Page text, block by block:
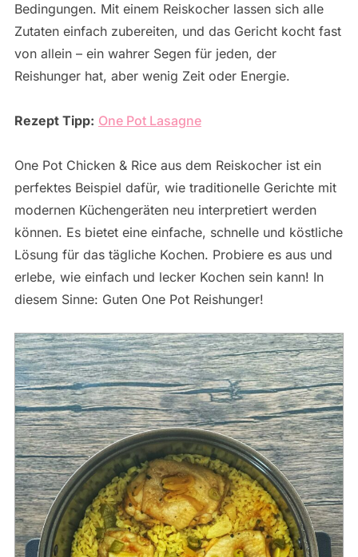
Bedingungen. Mit einem Reiskocher lassen sich alle
Zutaten einfach zubereiten, und das Gericht kocht fast
von allein – ein wahrer Segen für jeden, der
Reishunger hat, aber wenig Zeit oder Energie.
Rezept Tipp: One Pot Lasagne
One Pot Chicken & Rice aus dem Reiskocher ist ein
perfektes Beispiel dafür, wie traditionelle Gerichte mit
modernen Küchengeräten neu interpretiert werden
können. Es bietet eine einfache, schnelle und köstliche
Lösung für das tägliche Kochen. Probiere es aus und
erlebe, wie einfach und lecker Kochen sein kann! In
diesem Sinne: Guten One Pot Reishunger!